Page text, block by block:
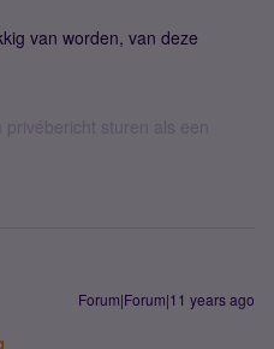
van worden, van deze
sturen als een
Forum|Forum|11 years ago